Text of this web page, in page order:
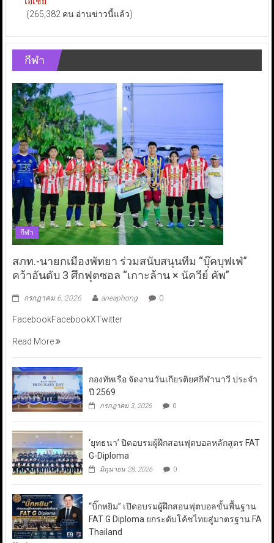
(265,382 คน อ่านข่าวนี้แล้ว)
กีฬา
กีฬา
สภท.-นายกเมืองพัทยา ร่วมสนับสนุนทีม “บุ๊คบุฟเฟ่”
คว้าอันดับ 3 ศึกฟุตซอล “เกาะล้าน × นัควีย์ คัพ”
กรกฎาคม 6, 2026 aneaphong 0
FacebookFacebookXTwitter
Read More
กองทัพเรือ จัดงานวันเกียรติยศกีฬานาวี ประจำ
ปี 2569
กรกฎาคม 3, 2026 0
‘ยุทธนา’ ปิดอบรมผู้ฝึกสอนฟุตบอลหลักสูตร FAT
G-Diploma
มิถุนายน 28, 2026 0
“บิ๊กหยิม” เปิดอบรมผู้ฝึกสอนฟุตบอลขั้นพื้นฐาน
FAT G Diploma ยกระดับโค้ชไทยสู่มาตรฐาน FA
Thailand